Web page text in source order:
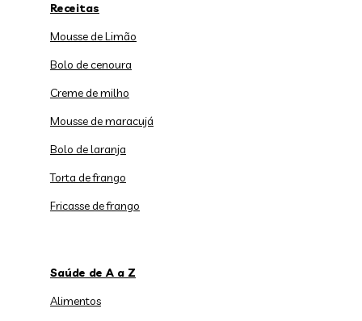
Receitas
Mousse de Limão
Bolo de cenoura
Creme de milho
Mousse de maracujá
Bolo de laranja
Torta de frango
Fricasse de frango
Saúde de A a Z
Alimentos